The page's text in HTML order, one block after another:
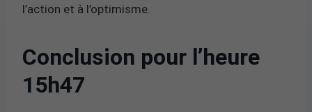
l’action et à l’optimisme.
Conclusion pour l’heure
15h47